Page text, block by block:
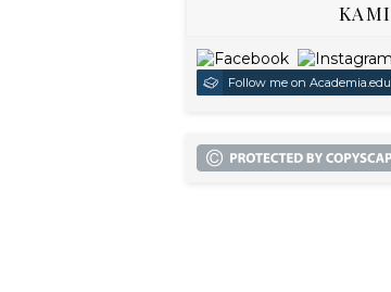
KAMI
Follow me on Academia.edu